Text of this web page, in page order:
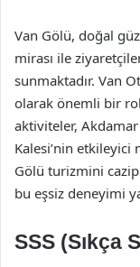
Van Gölü, doğal
mirası ile
sunmaktadır. Van
olarak önemli bir
aktiviteler, Akdamar
Kalesi’nin etkileyici
Gölü turizmini cazip
bu eşsiz deneyimi
SSS (Sıkça